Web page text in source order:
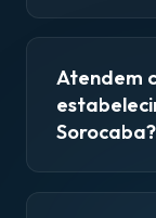
Atendem
Sorocaba?